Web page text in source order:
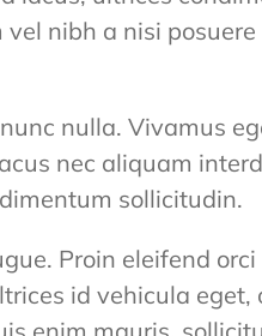
nibh a nisi
nulla. Vivamus
nec aliquam
sollicitudin.
Proin eleifend
id vehicula